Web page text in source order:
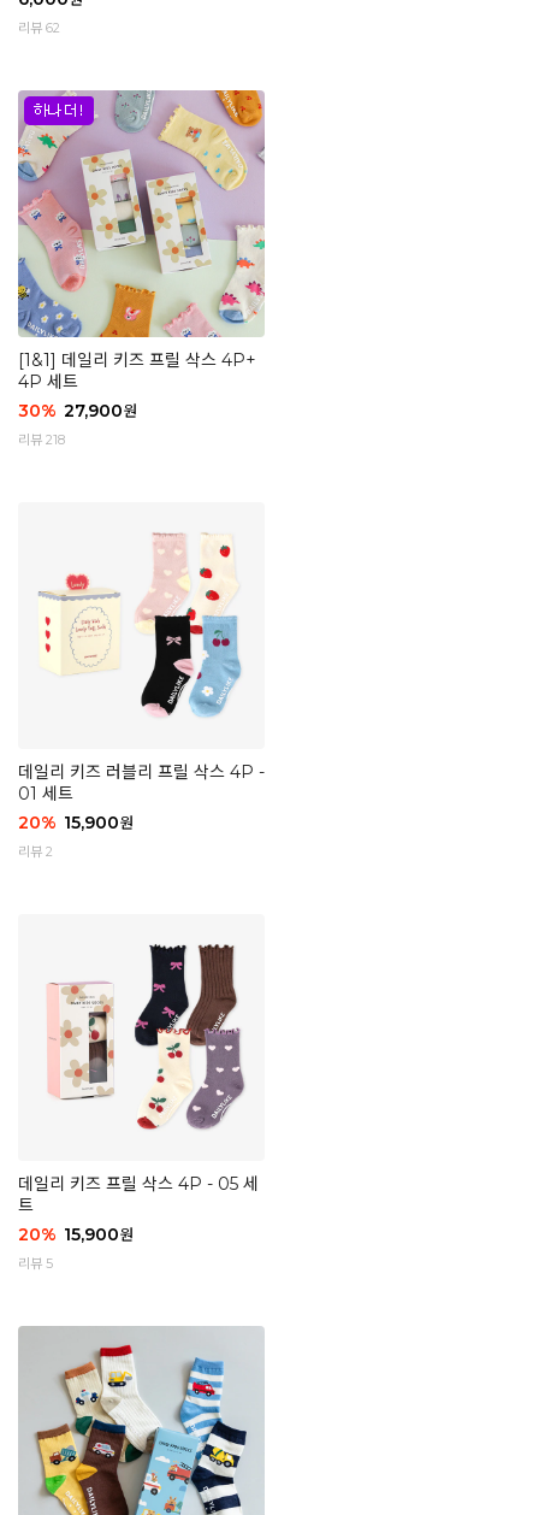
리뷰 62
[1&1] 데일리 키즈 프릴 삭스 4P+
4P 세트
30% 27,900원
리뷰 218
데일리 키즈 러블리 프릴 삭스 4P -
01 세트
20% 15,900원
리뷰 2
데일리 키즈 프릴 삭스 4P - 05 세
트
20% 15,900원
리뷰 5